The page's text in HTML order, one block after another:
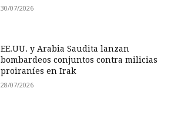
30/07/2026
EE.UU. y Arabia Saudita lanzan
bombardeos conjuntos contra milicias
proiraníes en Irak
28/07/2026